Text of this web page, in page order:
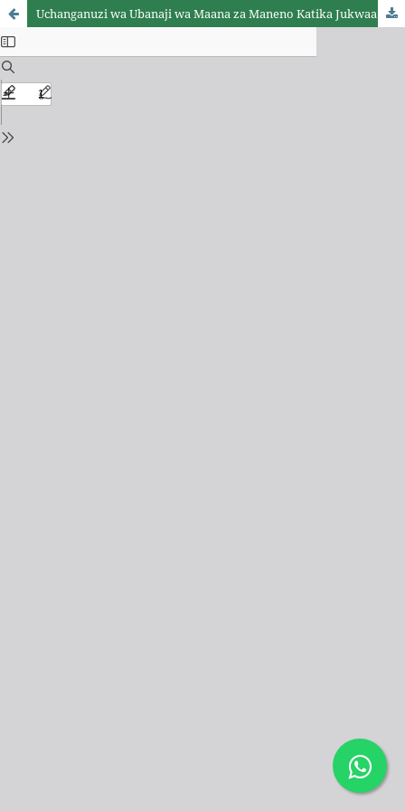
Uchanganuzi wa Ubanaji wa Maana za Maneno Katika Jukwaa la “Facebook”